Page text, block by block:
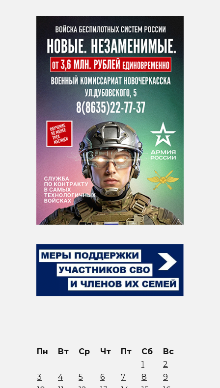
Пн Вт Ср Чт Пт Сб
Вс
1
2
3
4 5 6 7 8
9